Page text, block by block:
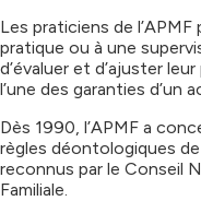
Les praticiens de
pratique ou à une
d’évaluer et d’ajuster
l’une des garanties d’un
Dès 1990, l’APMF a
règles déontologiques
reconnus par le Conseil
Familiale.